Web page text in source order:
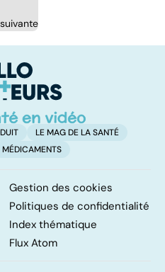
LE MAG DE LA SANTÉ
MÉDICAMENTS
Gestion des cookies
Politiques de confidentialité
Index thématique
Flux Atom